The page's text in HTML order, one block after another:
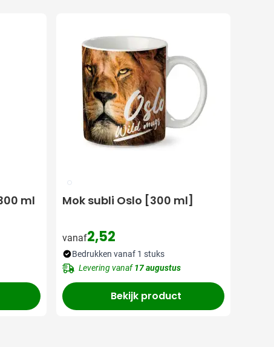
ml
002
Mok subli Oslo [300 ml]
vanaf2,52
Bedrukken vanaf 1 stuks
Levering vanaf17 augustus
Bekijk product